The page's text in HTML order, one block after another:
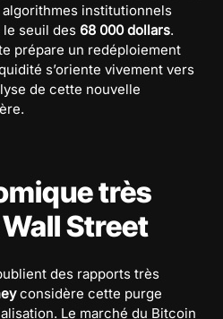
institutionnels
seuil des 68 000 dollars.
prépare un redéploiement
s’oriente vivement vers
de cette nouvelle
très
Street
des rapports très
considère cette purge
Le marché du Bitcoin